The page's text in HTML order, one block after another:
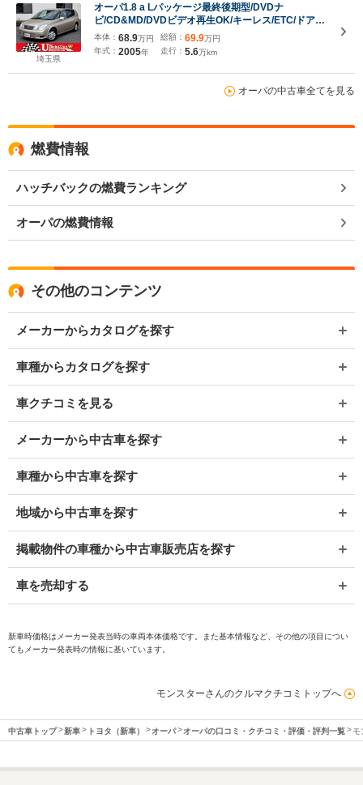
埼玉県
オーパ1.8 a Lパッケージ最終後期型/DVDナ
ビ/CD&MD/DVDビデオ再生OK/キーレス/ETC/ドアバ
イザー
本体： 68.9万円
年式： 2005年
総額： 69.9万円
走行： 5.6万km
オーパの中古車全てを見る
燃費情報
ハッチバックの燃費ランキング
オーパの燃費情報
その他のコンテンツ
メーカーからカタログを探す
車種からカタログを探す
車クチコミを見る
メーカーから中古車を探す
車種から中古車を探す
地域から中古車を探す
掲載物件の車種から中古車販売店を探す
車を売却する
新車時価格はメーカー発表当時の車両本体価格です。また基本情報など、その他の項目につい
てもメーカー発表時の情報に基いています。
モンスターさんのクルマクチコミトップへ
中古車トップ 新車 トヨタ（新車） オーパ オーパの口コミ・クチコミ・評価・評判一覧 モ